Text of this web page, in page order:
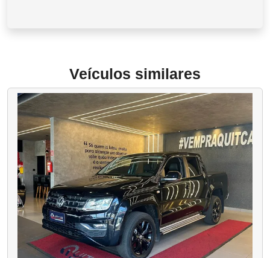
Veículos similares